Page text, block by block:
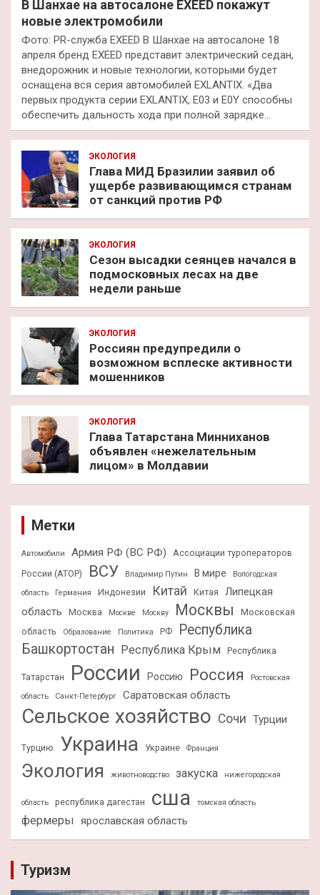
В Шанхае на автосалоне EXEED покажут
новые электромобили
Фото: PR-служба EXEED В Шанхае на автосалоне 18
апреля бренд EXEED представит электрический седан,
внедорожник и новые технологии, которыми будет
оснащена вся серия автомобилей EXLANTIX. «Два
первых продукта серии EXLANTIX, E03 и E0Y способны
обеспечить дальность хода при полной зарядке…
ЭКОЛОГИЯ
Глава МИД Бразилии заявил об
ущербе развивающимся странам
от санкций против РФ
ЭКОЛОГИЯ
Сезон высадки сеянцев начался в
подмосковных лесах на две
недели раньше
ЭКОЛОГИЯ
Россиян предупредили о
возможном всплеске активности
мошенников
ЭКОЛОГИЯ
Глава Татарстана Минниханов
объявлен «нежелательным
лицом» в Молдавии
Метки
Автомобили Армия РФ (ВС РФ)
Ассоциации туроператоров
России (АТОР)
ВСУ Владимир Путин В мире
Вологодская
область
Германия Индонезии Китай Китая
Липецкая
область
Москва Москве Москву Москвы
Московская
область
Образование Политика РФ
Республика
Башкортостан Республика Крым Республика
Татарстан России Россию Россия
Ростовская
область
Санкт-Петербург Саратовская область
Сельское хозяйство Сочи Турции
Турцию Украина Украине Франция
Экология животноводство закуска нижегородская
область республика дагестан сша томская область
фермеры ярославская область
Туризм